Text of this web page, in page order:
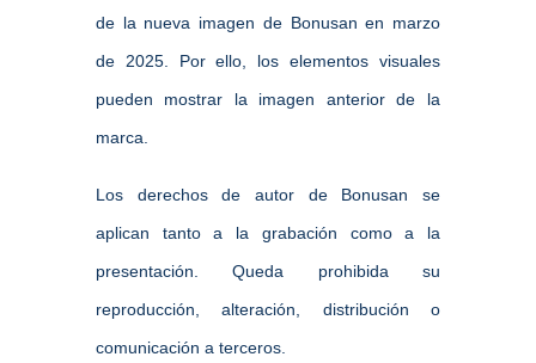
de la nueva imagen de Bonusan en marzo
de 2025. Por ello, los elementos visuales
pueden mostrar la imagen anterior de la
marca.
Los derechos de autor de Bonusan se
aplican tanto a la grabación como a la
presentación. Queda prohibida su
reproducción, alteración, distribución o
comunicación a terceros.